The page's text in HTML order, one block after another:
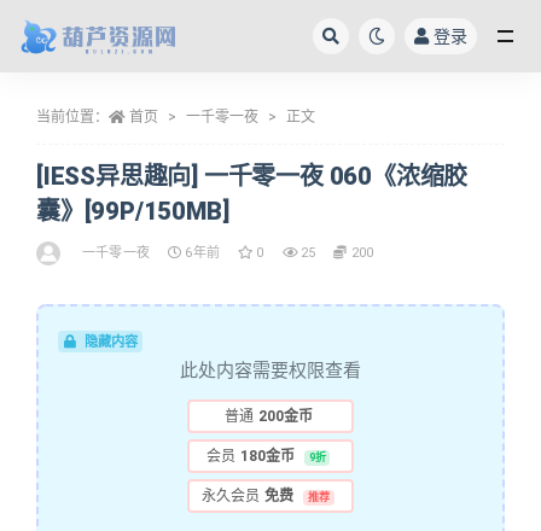
登录
当前位置： 首页 一千零一夜 正文
[IESS异思趣向] 一千零一夜 060《浓缩胶
囊》[99P/150MB]
一千零一夜 6年前 0 25 200
隐藏内容
此处内容需要权限查看
普通 200金币
会员 180金币 9折
永久会员 免费 推荐